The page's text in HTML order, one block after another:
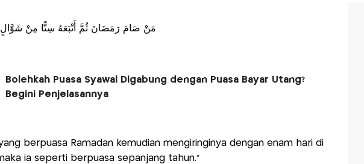
مَنْ صَامَ رَمَضَانَ ثُمَّ أَتْبَعَهُ سِتًّا مِنْ شَوَّالٍ
Bolehkah Puasa Syawal Digabung dengan Puasa Bayar Utang?
Begini Penjelasannya
berpuasa Ramadan kemudian mengiringinya dengan enam hari di
ia seperti berpuasa sepanjang tahun.”